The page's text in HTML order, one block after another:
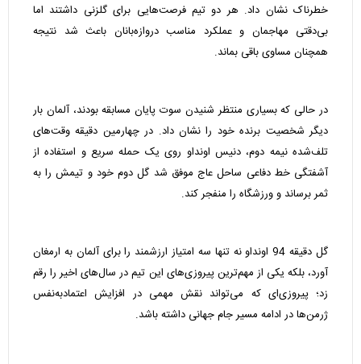
خطرناک نشان داد. هر دو تیم فرصت‌هایی برای گلزنی داشتند اما
بی‌دقتی مهاجمان و عملکرد مناسب دروازه‌بانان باعث شد نتیجه
همچنان مساوی باقی بماند.
در حالی که بسیاری منتظر شنیدن سوت پایان مسابقه بودند، آلمان بار
دیگر شخصیت برنده خود را نشان داد. در چهارمین دقیقه وقت‌های
تلف‌شده نیمه دوم، دنیس اونداو روی یک حمله سریع و استفاده از
آشفتگی خط دفاعی ساحل عاج موفق شد گل دوم خود و تیمش را به
ثمر برساند و ورزشگاه را منفجر کند.
گل دقیقه 94 اونداو نه تنها سه امتیاز ارزشمند را برای آلمان به ارمغان
آورد، بلکه یکی از مهم‌ترین پیروزی‌های این تیم در سال‌های اخیر را رقم
زد؛ پیروزی‌ای که می‌تواند نقش مهمی در افزایش اعتمادبه‌نفس
ژرمن‌ها در ادامه مسیر جام جهانی داشته باشد.